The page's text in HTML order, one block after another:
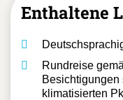
Enthaltene
Rundreise
klimatisierten